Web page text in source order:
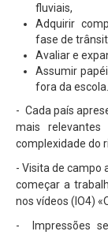
fluviais,
Adquirir
fase de
Avaliar e
Assumir
fora da escola.
- Cada país
mais
complexidade do
- Visita de campo
começar a
nos vídeos (IO4)
- Impressões